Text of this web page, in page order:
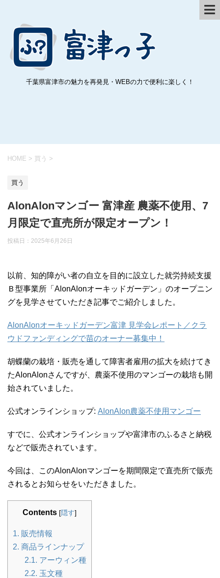
千葉県富津市の魅力を再発見・WEBの力で便利に楽しく！
HOME > 買う >
買う
AlonAlonマンゴー 富津産 農薬不使用、7
月限定で直売所が限定オープン！
投稿日： 2025年6月26日
以前、知的障がい者の自立を目的に設立した就労持続支援
Ｂ型事業所「AlonAlonオーキッドガーデン」のオープニン
グを見学させていただき記事でご紹介しました。
AlonAlonオーキッドガーデン富津 見学会レポート／クラ
ウドファンディングで苗のオーナー募集中！
胡蝶蘭の栽培・販売を通して障害者雇用の拡大を続けてき
たAlonAlonさんですが、農薬不使用のマンゴーの栽培も開
始されていました。
公式オンラインショップ: AlonAlon農薬不使用マンゴー
すでに、公式オンラインショップや富津市のふるさと納税
などで販売されています。
今回は、このAlonAlonマンゴーを期間限定で直売所で販売
されるとお知らせをいただきました。
Contents [隠す]
1. 販売情報
2. 商品ラインナップ
2.1. アーウィン種
2.2. 玉文種